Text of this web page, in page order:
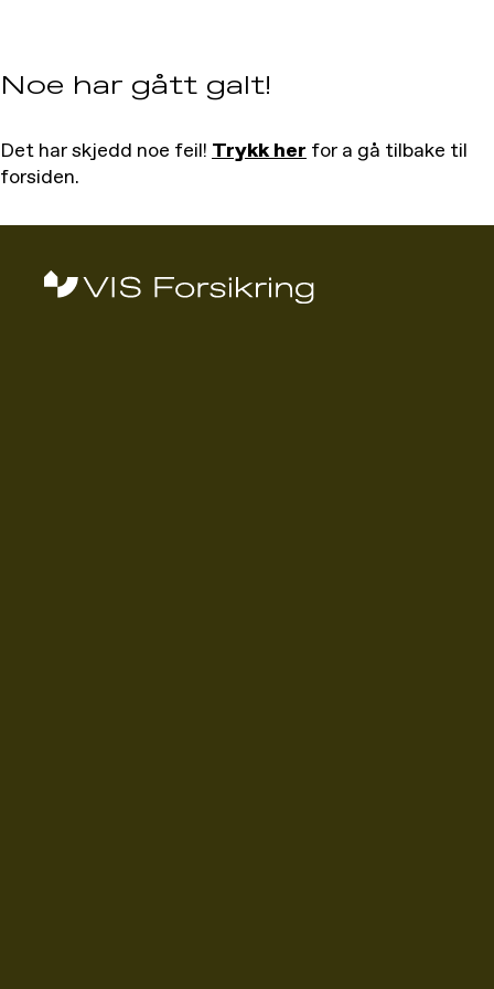
Noe har gått galt!
Det har skjedd noe feil! Trykk her for a gå tilbake til
forsiden.